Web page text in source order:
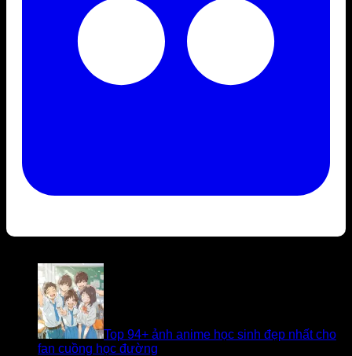
Top 94+ ảnh anime học sinh đẹp nhất cho
fan cuồng học đường